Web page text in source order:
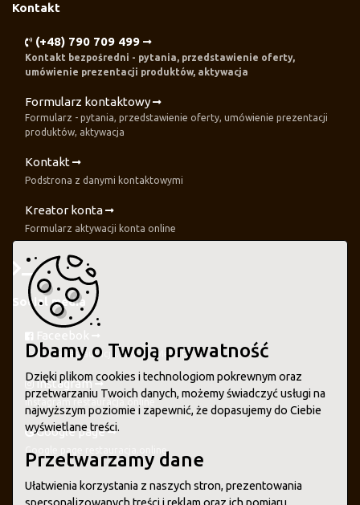
Kontakt
(+48) 790 709 499
Kontakt bezpośredni - pytania, przedstawienie oferty,
umówienie prezentacji produktów, aktywacja
Formularz kontaktowy
Formularz - pytania, przedstawienie oferty, umówienie prezentacji
produktów, aktywacja
Kontakt
Podstrona z danymi kontaktowymi
Kreator konta
Formularz aktywacji konta online
Social media
Faceebok
Fanpage restauracja.online - Meta FB
Instagram
Instagram restauracja.online
Google page
Google page restauracja.online
Dbamy o Twoją prywatność
Dzięki plikom cookies i technologiom pokrewnym oraz
przetwarzaniu Twoich danych, możemy świadczyć usługi na
najwyższym poziomie i zapewnić, że dopasujemy do Ciebie
wyświetlane treści.
Przetwarzamy dane
Ułatwienia korzystania z naszych stron, prezentowania